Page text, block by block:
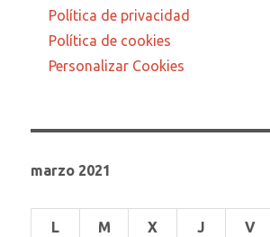
Política de privacidad
Política de cookies
Personalizar Cookies
marzo 2021
L M X J V